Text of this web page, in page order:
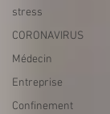
stress
CORONAVIRUS
Médecin
Entreprise
Confinement